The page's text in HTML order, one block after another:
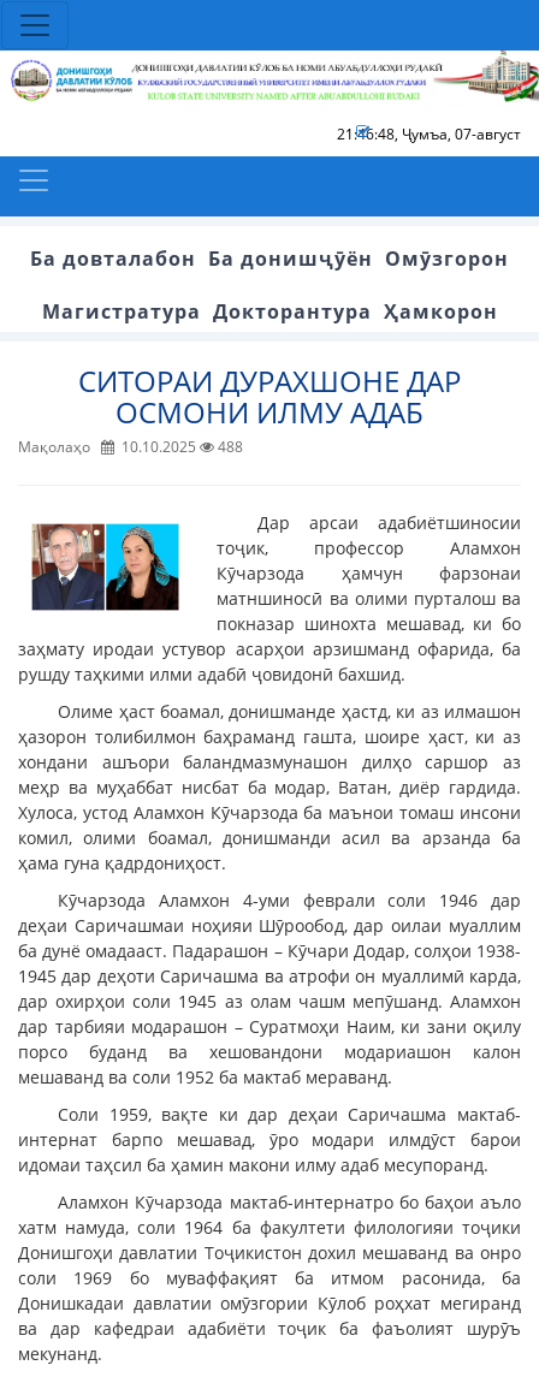
21:46:49, Ҷумъа, 07-август
Ба довталабон Ба донишҷӯён Омӯзгорон
Магистратура Докторантура Ҳамкорон
СИТОРАИ ДУРАХШОНЕ ДАР
ОСМОНИ ИЛМУ АДАБ
Мақолаҳо 10.10.2025 488
Дар арсаи адабиётшиносии
тоҷик, профессор Аламхон
Кӯчарзода ҳамчун фарзонаи
матншиносӣ ва олими пурталош ва
покназар шинохта мешавад, ки бо
заҳмату иродаи устувор асарҳои арзишманд офарида, ба
рушду таҳкими илми адабӣ ҷовидонӣ бахшид.
Олиме ҳаст боамал, донишманде ҳастд, ки аз илмашон
ҳазорон толибилмон баҳраманд гашта, шоире ҳаст, ки аз
хондани ашъори баландмазмунашон дилҳо саршор аз
меҳр ва муҳаббат нисбат ба модар, Ватан, диёр гардида.
Хулоса, устод Аламхон Кӯчарзода ба маънои томаш инсони
комил, олими боамал, донишманди асил ва арзанда ба
ҳама гуна қадрдониҳост.
Кӯчарзода Аламхон 4-уми феврали соли 1946 дар
деҳаи Саричашмаи ноҳияи Шӯрообод, дар оилаи муаллим
ба дунё омадааст. Падарашон – Кӯчари Додар, солҳои 1938-
1945 дар деҳоти Саричашма ва атрофи он муаллимӣ карда,
дар охирҳои соли 1945 аз олам чашм мепӯшанд. Аламхон
дар тарбияи модарашон – Суратмоҳи Наим, ки зани оқилу
порсо буданд ва хешовандони модариашон калон
мешаванд ва соли 1952 ба мактаб мераванд.
Соли 1959, вақте ки дар деҳаи Саричашма мактаб-
интернат барпо мешавад, ӯро модари илмдӯст барои
идомаи таҳсил ба ҳамин макони илму адаб месупоранд.
Аламхон Кӯчарзода мактаб-интернатро бо баҳои аъло
хатм намуда, соли 1964 ба факултети филологияи тоҷики
Донишгоҳи давлатии Тоҷикистон дохил мешаванд ва онро
соли 1969 бо муваффақият ба итмом расонида, ба
Донишкадаи давлатии омӯзгории Кӯлоб роҳхат мегиранд
ва дар кафедраи адабиёти тоҷик ба фаъолият шурӯъ
мекунанд.